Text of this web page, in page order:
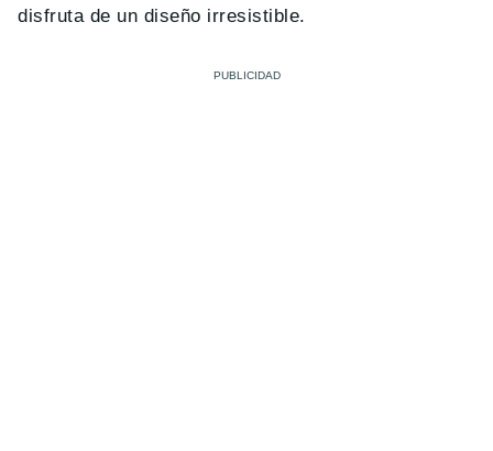
disfruta de un diseño irresistible.